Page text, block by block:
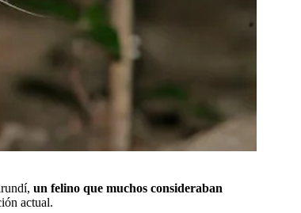
un felino que muchos consideraban
actual.